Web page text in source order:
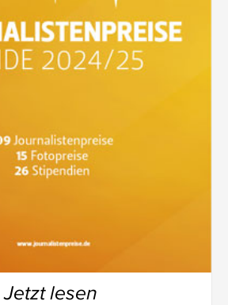
Jetzt lesen